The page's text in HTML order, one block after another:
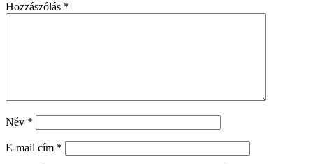
Hozzászólás *
Név *
E-mail cím *